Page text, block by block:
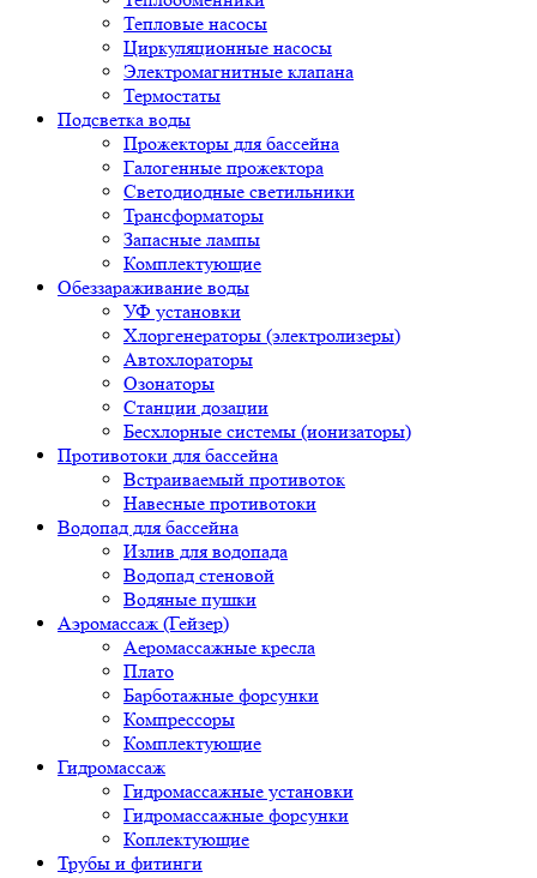
Тепловые насосы
Циркуляционные насосы
Электромагнитные клапана
Термостаты
Подсветка воды
Прожекторы для бассейна
Галогенные прожектора
Светодиодные светильники
Трансформаторы
Запасные лампы
Комплектующие
Обеззараживание воды
УФ установки
Хлоргенераторы (электролизеры)
Автохлораторы
Озонаторы
Станции дозации
Бесхлорные системы (ионизаторы)
Противотоки для бассейна
Встраиваемый противоток
Навесные противотоки
Водопад для бассейна
Излив для водопада
Водопад стеновой
Водяные пушки
Аэромассаж (Гейзер)
Аеромассажные кресла
Плато
Барботажные форсунки
Компрессоры
Комплектующие
Гидромассаж
Гидромассажные установки
Гидромассажные форсунки
Коплектующие
Трубы и фитинги